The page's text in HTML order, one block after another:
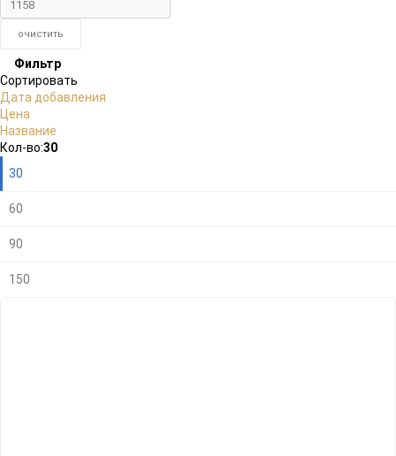
очистить
Фильтр
Сортировать
Дата добавления
Цена
Название
Плитка
Подробно
Компактно
Кол-во:30
30
60
90
150